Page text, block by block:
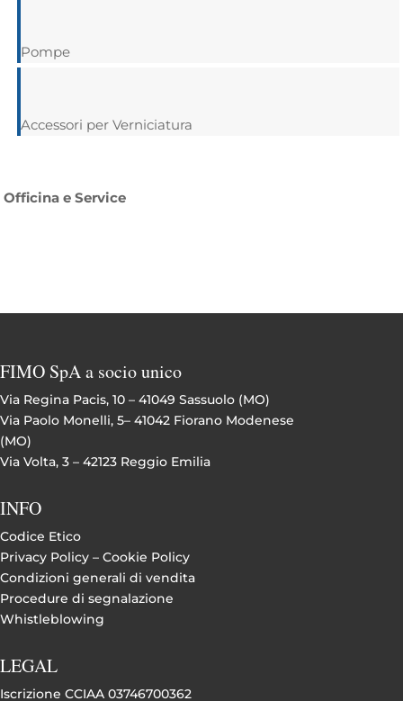
Pompe
Accessori per Verniciatura
Officina e Service
FIMO SpA a socio unico
Via Regina Pacis, 10 – 41049 Sassuolo (MO)
Via Paolo Monelli, 5– 41042 Fiorano Modenese
(MO)
Via Volta, 3 – 42123 Reggio Emilia
INFO
Codice Etico
Privacy Policy – Cookie Policy
Condizioni generali di vendita
Procedure di segnalazione
Whistleblowing
LEGAL
Iscrizione CCIAA 03746700362